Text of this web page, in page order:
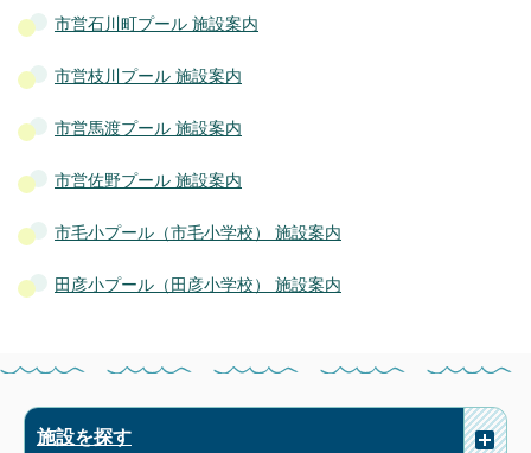
市営石川町プール 施設案内
市営枝川プール 施設案内
市営馬渡プール 施設案内
市営佐野プール 施設案内
市毛小プール（市毛小学校） 施設案内
田彦小プール（田彦小学校） 施設案内
施設を探す